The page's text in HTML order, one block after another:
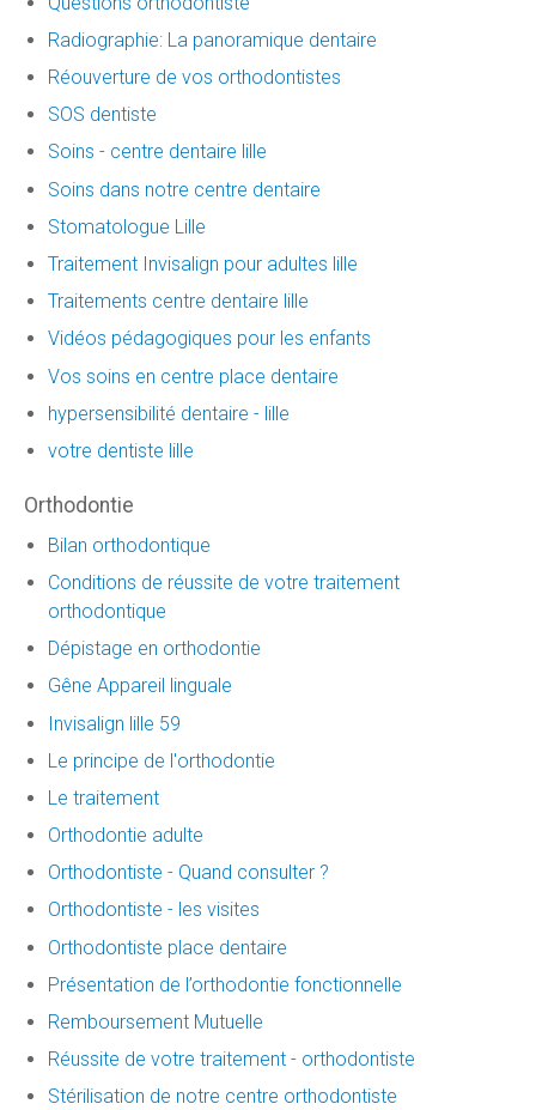
Radiographie: La panoramique dentaire
Réouverture de vos orthodontistes
SOS dentiste
Soins - centre dentaire lille
Soins dans notre centre dentaire
Stomatologue Lille
Traitement Invisalign pour adultes lille
Traitements centre dentaire lille
Vidéos pédagogiques pour les enfants
Vos soins en centre place dentaire
hypersensibilité dentaire - lille
votre dentiste lille
Orthodontie
Bilan orthodontique
Conditions de réussite de votre traitement
orthodontique
Dépistage en orthodontie
Gêne Appareil linguale
Invisalign lille 59
Le principe de l'orthodontie
Le traitement
Orthodontie adulte
Orthodontiste - Quand consulter ?
Orthodontiste - les visites
Orthodontiste place dentaire
Présentation de l’orthodontie fonctionnelle
Remboursement Mutuelle
Réussite de votre traitement - orthodontiste
Stérilisation de notre centre orthodontiste